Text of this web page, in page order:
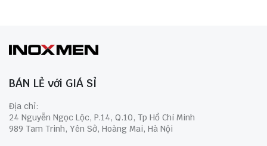
BÁN LẺ với GIÁ SỈ
Địa chỉ:
24 Nguyễn Ngọc Lộc, P.14, Q.10, Tp Hồ Chí Minh
989 Tam Trinh, Yên Sở, Hoàng Mai, Hà Nội